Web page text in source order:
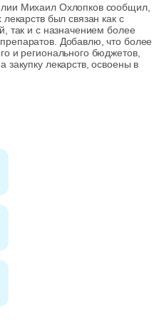
Михаил Охлопков сообщил,
был связан как с
так и с назначением более
Добавлю, что более
и регионального бюджетов,
лекарств, освоены в